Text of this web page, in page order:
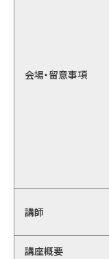
会場・留意事項
講師
講座概要